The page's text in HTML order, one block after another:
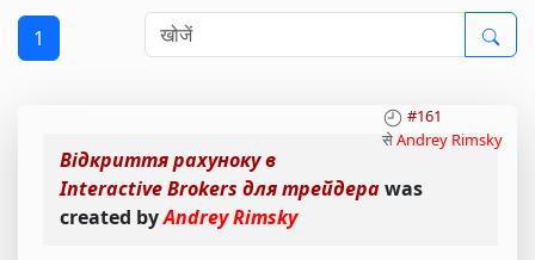
1
#161
सेAndrey Rimsky
Відкриття рахуноку в
Interactive Brokers для трейдераwas
created byAndrey Rimsky